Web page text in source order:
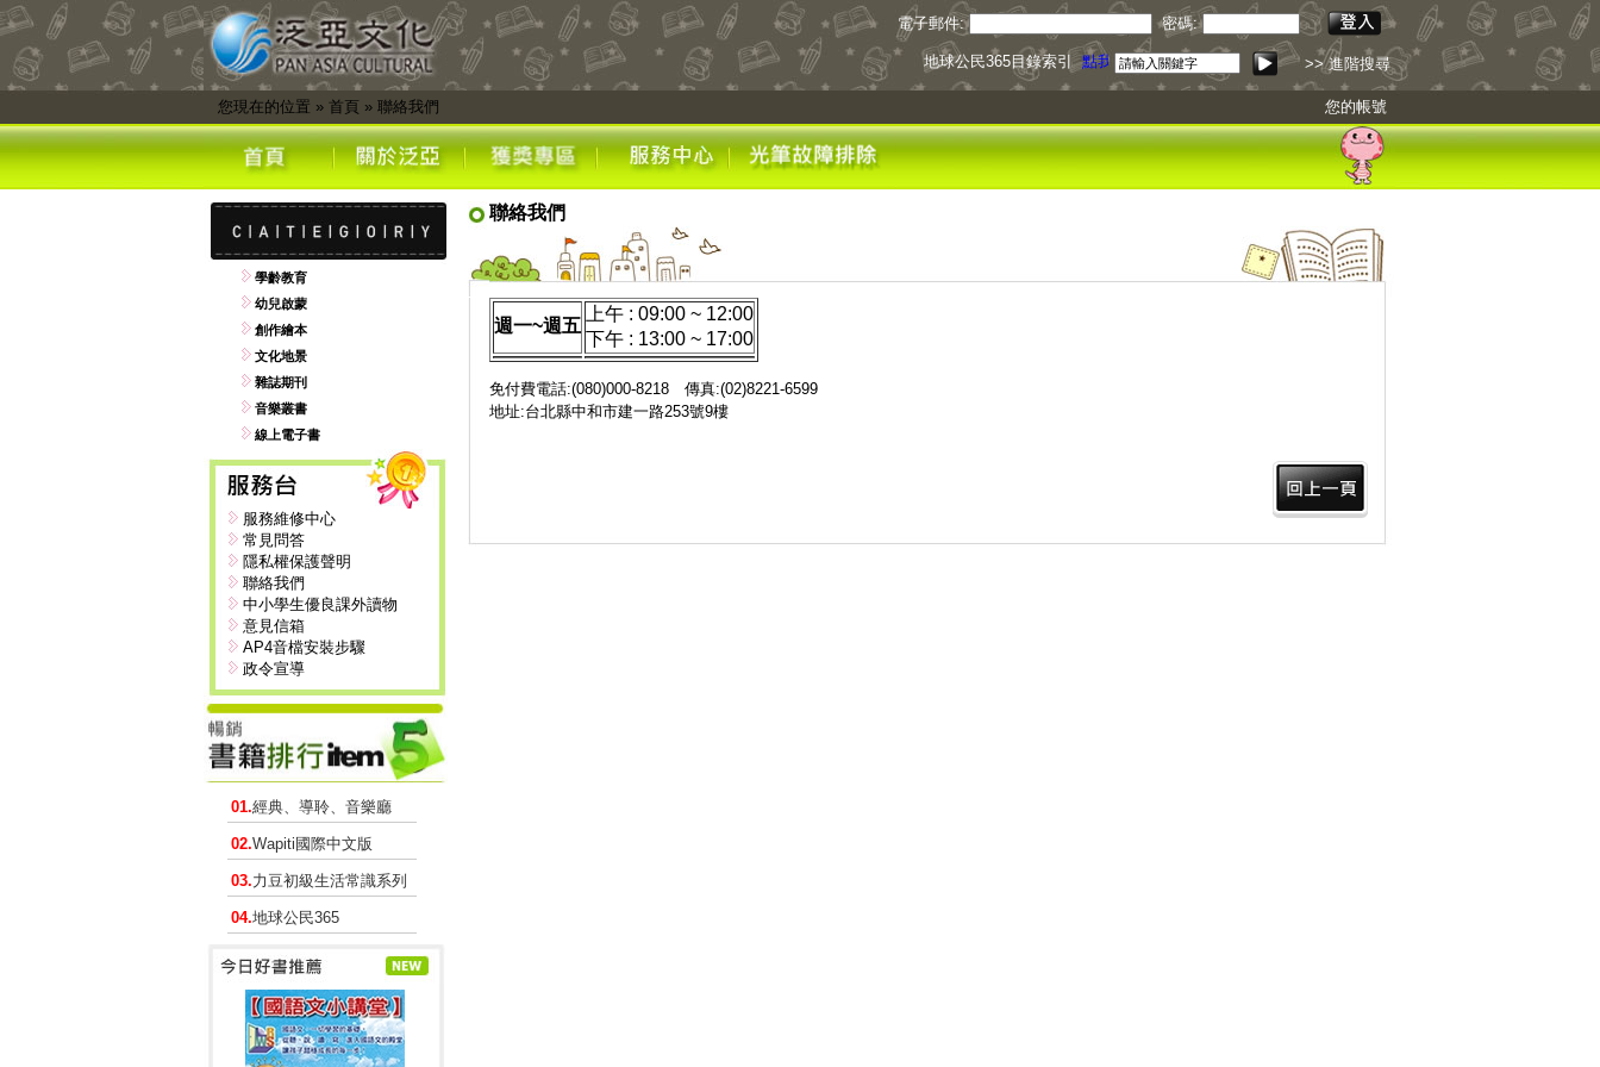
電子郵件: 密碼:
地球公民365目錄索引點我下載 >> 進階搜尋
您現在的位置 » 首頁» 聯絡我們 您的帳號
學齡教育
幼兒啟蒙
創作繪本
文化地景
雜誌期刊
音樂叢書
線上電子書
服務維修中心
常見問答
隱私權保護聲明
聯絡我們
中小學生優良課外讀物
意見信箱
AP4音檔安裝步驟
政令宣導
01.經典、導聆、音樂廳
02.Wapiti國際中文版
03.力豆初級生活常識系列
04.地球公民365
聯絡我們
週一~週五
上午 : 09:00 ~ 12:00
下午 : 13:00 ~ 17:00
免付費電話:(080)000-8218 傳真:(02)8221-6599
地址:台北縣中和市建一路253號9樓